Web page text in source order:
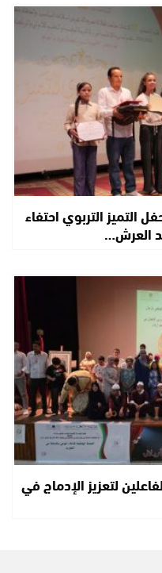
التميز التربوي احتفاء
العرش…
لتعزيز الإدماج في